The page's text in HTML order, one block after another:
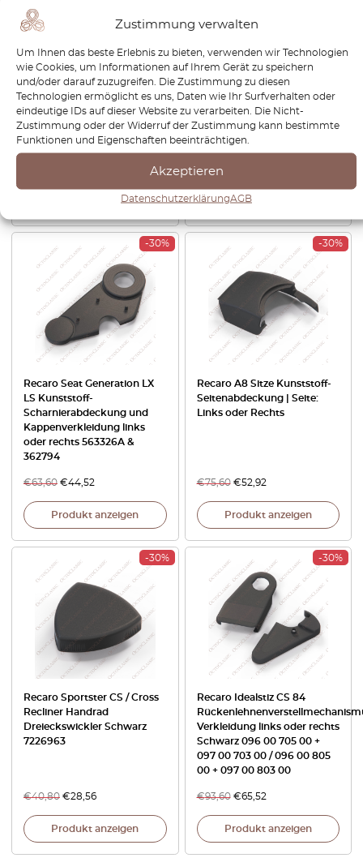
Zustimmung verwalten
Um Ihnen das beste Erlebnis zu bieten, verwenden wir Technologien
wie Cookies, um Informationen auf Ihrem Gerät zu speichern
und/oder darauf zuzugreifen. Die Zustimmung zu diesen
Technologien ermöglicht es uns, Daten wie Ihr Surfverhalten oder
eindeutige IDs auf dieser Website zu verarbeiten. Die Nicht-
Zustimmung oder der Widerruf der Zustimmung kann bestimmte
Funktionen und Eigenschaften beeinträchtigen.
Akzeptieren
DatenschutzerklärungAGB
Recaro Lüftungsgitter
Ergomed und
Orthopädische Sitze
Schwarz 363101
Produkt anzeigen
BMW E30 SPORT Recaro-
Sitzbezug für Fahrer- und
Beifahrersitz – 4 Varianten
€114,00
Produkt anzeigen
-30%
Recaro Seat Generation LX
LS Kunststoff-
Scharnierabdeckung und
Kappenverkleidung links
oder rechts 563326A &
362794
€63,60 €44,52
Produkt anzeigen
-30%
Recaro A8 Sitze Kunststoff-
Seitenabdeckung | Seite:
Links oder Rechts
€75,60 €52,92
Produkt anzeigen
-30%
Recaro Sportster CS / Cross
Recliner Handrad
Dreieckswickler Schwarz
7226963
€40,80 €28,56
Produkt anzeigen
-30%
Recaro Idealstiz CS 84
Verkleidung links oder rechts
Schwarz 096 00 705 00 +
097 00 703 00 / 096 00 805
00 + 097 00 803 00
€93,60 €65,52
Produkt anzeigen